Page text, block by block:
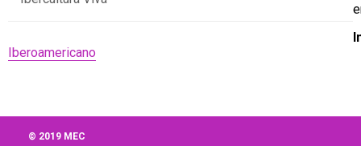
Iberoamericano
© 2019 MEC